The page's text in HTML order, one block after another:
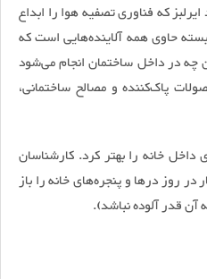
که فناوری تصفیه هوا را ابداع
حاوی همه آلاینده‌هایی است که
چه در داخل ساختمان انجام می‌شود
پاک‌کننده و مصالح ساختمانی،
خانه را بهتر کرد. کارشناسان
روز در‌ها و پنجره‌های خانه را باز
آن قدر آلوده نباشد).